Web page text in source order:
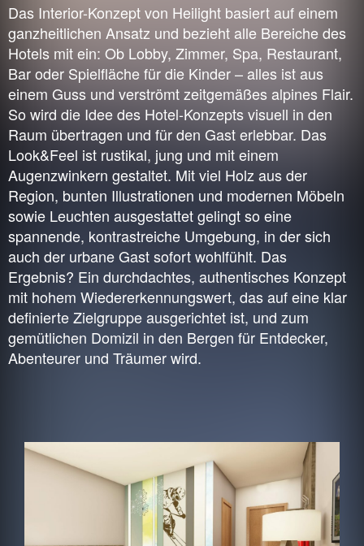
Das Interior-Konzept von Heilight basiert auf einem
ganzheitlichen Ansatz und bezieht alle Bereiche des
Hotels mit ein: Ob Lobby, Zimmer, Spa, Restaurant,
Bar oder Spielfläche für die Kinder – alles ist aus
einem Guss und verströmt zeitgemäßes alpines Flair.
So wird die Idee des Hotel-Konzepts visuell in den
Raum übertragen und für den Gast erlebbar. Das
Look&Feel ist rustikal, jung und mit einem
Augenzwinkern gestaltet. Mit viel Holz aus der
Region, bunten Illustrationen und modernen Möbeln
sowie Leuchten ausgestattet gelingt so eine
spannende, kontrastreiche Umgebung, in der sich
auch der urbane Gast sofort wohlfühlt. Das
Ergebnis? Ein durchdachtes, authentisches Konzept
mit hohem Wiedererkennungswert, das auf eine klar
definierte Zielgruppe ausgerichtet ist, und zum
gemütlichen Domizil in den Bergen für Entdecker,
Abenteurer und Träumer wird.